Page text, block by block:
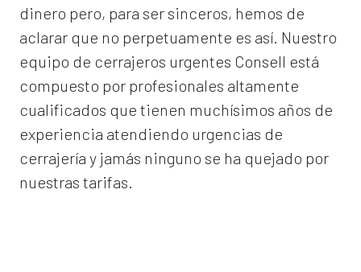
dinero pero, para ser sinceros, hemos de
aclarar que no perpetuamente es así. Nuestro
equipo de cerrajeros urgentes Consell está
compuesto por profesionales altamente
cualificados que tienen muchísimos años de
experiencia atendiendo urgencias de
cerrajería y jamás ninguno se ha quejado por
nuestras tarifas.